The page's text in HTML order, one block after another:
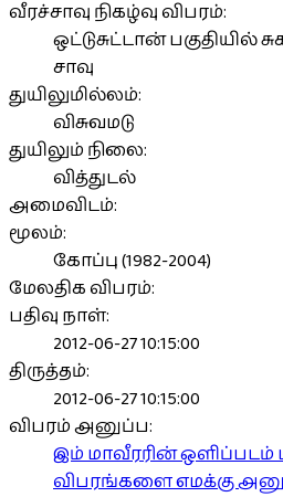
வீரச்சாவு நிகழ்வு விபரம்:
ஒட்டுசுட்டான்
சாவு
துயிலுமில்லம்:
விசுவமடு
துயிலும் நிலை:
வித்துடல்
அமைவிடம்:
மூலம்:
கோப்பு (1982-2004)
மேலதிக விபரம்:
பதிவு நாள்:
2012-06-27 10:15:00
திருத்தம்:
2012-06-27 10:15:00
விபரம் அனுப்ப:
இம் மாவீரரின் ஒளிப்படம்
விபரங்களை எமக்கு